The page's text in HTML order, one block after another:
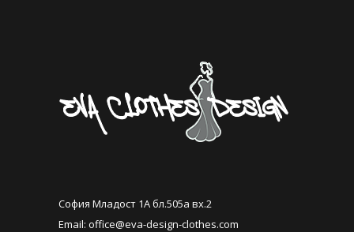
София Младост 1А бл.505а вх.2
Email: office@eva-design-clothes.com